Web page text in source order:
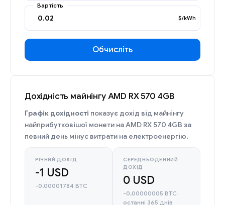
Вартість
$/kWh
Обчисліть
Дохідність майнінгу AMD RX 570 4GB
Графік дохідності показує дохід від майнінгу
найприбутковішої монети на AMD RX 570 4GB за
певний день мінус витрати на електроенергію.
РІЧНИЙ ДОХІД
-1 USD
-0,00001784 BTC
СЕРЕДНЬОДЕННИЙ
ДОХІД
0 USD
-0,00000005 BTC ·
останні 365 днів